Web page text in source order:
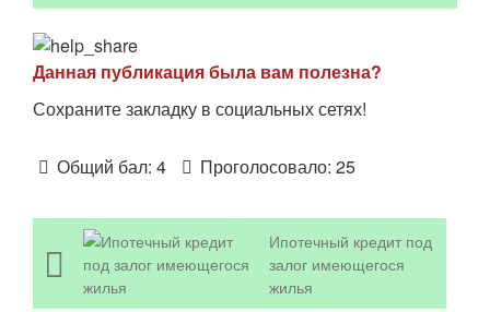
Данная публикация была вам полезна?
Сохраните закладку в социальных сетях!
Общий бал: 4 Проголосовало: 25
Ипотечный кредит под
залог имеющегося
жилья